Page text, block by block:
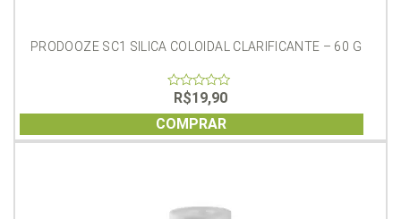
PRODOOZE SC1 SILICA COLOIDAL CLARIFICANTE – 60 G
of
5
R$19,90
COMPRAR